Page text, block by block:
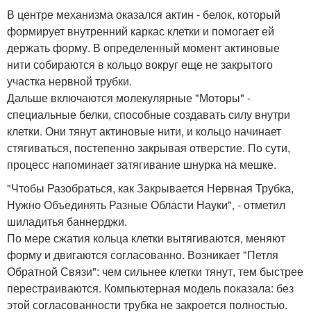
В центре механизма оказался актин - белок, который
формирует внутренний каркас клетки и помогает ей
держать форму. В определенный момент актиновые
нити собираются в кольцо вокруг еще не закрытого
участка нервной трубки.
Дальше включаются молекулярные "Моторы" -
специальные белки, способные создавать силу внутри
клетки. Они тянут актиновые нити, и кольцо начинает
стягиваться, постепенно закрывая отверстие. По сути,
процесс напоминает затягивание шнурка на мешке.
"Чтобы Разобраться, как Закрывается Нервная Трубка,
Нужно Объединять Разные Области Науки", - отметил
шиладитья баннерджи.
По мере сжатия кольца клетки вытягиваются, меняют
форму и двигаются согласованно. Возникает "Петля
Обратной Связи": чем сильнее клетки тянут, тем быстрее
перестраиваются. Компьютерная модель показала: без
этой согласованности трубка не закроется полностью.